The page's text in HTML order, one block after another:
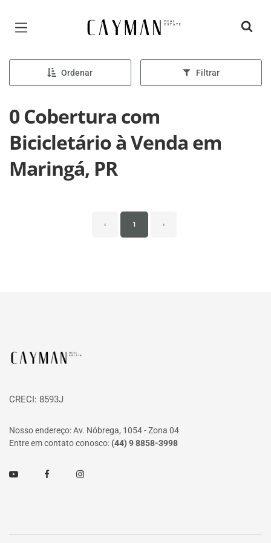
Página inicial
Ordenar Filtrar
0 Cobertura com
Bicicletário à Venda em
Maringá, PR
‹ 1 ›
Página inicial
CRECI: 8593J
Nosso endereço: Av. Nóbrega, 1054 - Zona 04
Entre em contato conosco: (44) 9 8858-3998
Youtube FacebookInstagram